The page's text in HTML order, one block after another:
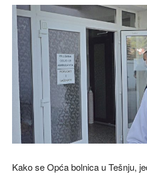
Kako se Opća bolnica u Tešnju,